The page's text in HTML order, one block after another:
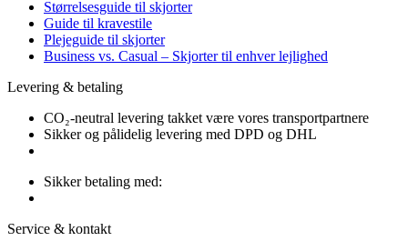
Størrelsesguide til skjorter
Guide til kravestile
Plejeguide til skjorter
Business vs. Casual – Skjorter til enhver lejlighed
Levering & betaling
CO₂-neutral levering takket være vores transportpartnere
Sikker og pålidelig levering med DPD og DHL
Sikker betaling med:
Service & kontakt